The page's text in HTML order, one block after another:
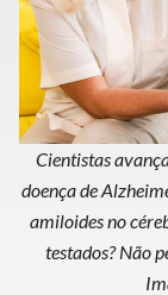
Cientistas
doença de
amiloides no
testados? Não